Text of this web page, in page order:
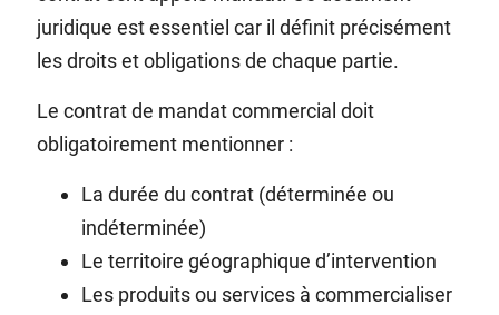
juridique est essentiel car il définit précisément
les droits et obligations de chaque partie.
Le contrat de mandat commercial doit
obligatoirement mentionner :
La durée du contrat (déterminée ou
indéterminée)
Le territoire géographique d’intervention
Les produits ou services à commercialiser